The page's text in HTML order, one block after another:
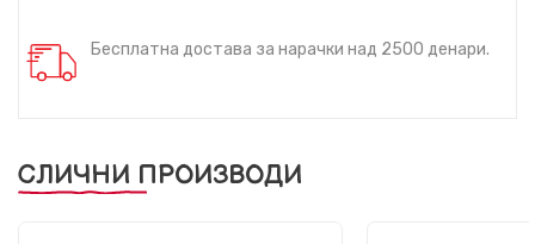
Бесплатна достава за нарачки над 2500 денари.
СЛИЧНИ ПРОИЗВОДИ